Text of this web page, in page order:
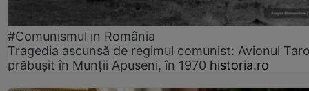
#Comunismul in România
Tragedia ascunsă de regimul comunist: Avionul
prăbușit în Munții Apuseni, în 1970 historia.ro